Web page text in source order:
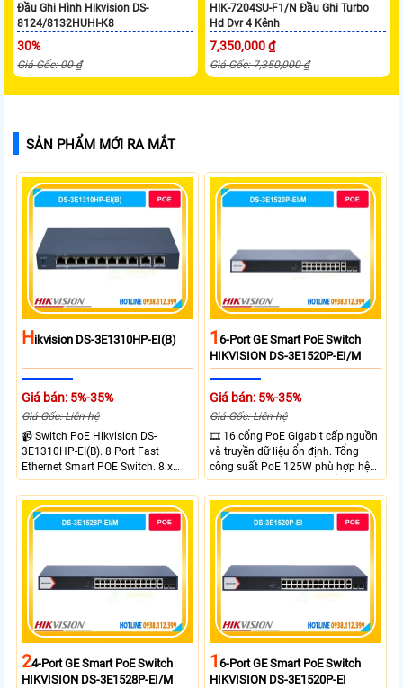
Đầu Ghi Hình Hikvision DS-
8124/8132HUHI-K8
30%
Giá Gốc: 00 ₫
HIK-7204SU-F1/N Đầu Ghi Turbo
Hd Dvr 4 Kênh
7,350,000 ₫
Giá Gốc: 7,350,000 ₫
SẢN PHẨM MỚI RA MẮT
HIkvision DS-3E1310HP-EI(B)
Giá bán: 5%-35%
Giá Gốc: Liên hệ
📹 Switch PoE Hikvision DS-
3E1310HP-EI(B). 8 Port Fast
Ethernet Smart POE Switch. 8 x
10/100M PoE Ports, 2 x Gigabit
Uplink Ports.
16-Port GE Smart PoE Switch
HIKVISION DS-3E1520P-EI/M
Giá bán: 5%-35%
Giá Gốc: Liên hệ
🎞 16 cổng PoE Gigabit cấp nguồn
và truyền dữ liệu ổn định. Tổng
công suất PoE 125W phù hợp hệ
thống camera IP vừa. 2 cổng RJ45
Gigabit và 2 cổng quang SFP mở
rộng linh hoạt. Hỗ trợ truyền PoE
xa tối đa lên đến 300 mét.
24-Port GE Smart PoE Switch
HIKVISION DS-3E1528P-EI/M
16-Port GE Smart PoE Switch
HIKVISION DS-3E1520P-EI